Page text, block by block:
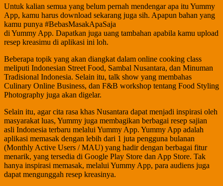
Untuk kalian semua yang belum pernah mendengar apa itu Yummy
App, kamu harus download sekarang juga sih. Apapun bahan yang
kamu punya #BebasMasakApaSaja
di Yummy App. Dapatkan juga uang tambahan apabila kamu upload
resep kreasimu di aplikasi ini loh.
Beberapa topik yang akan diangkat dalam online cooking class
meliputi Indonesian Street Food, Sambal Nusantara, dan Minuman
Tradisional Indonesia. Selain itu, talk show yang membahas
Culinary Online Business, dan F&B workshop tentang Food Styling
Photography juga akan digelar.
Selain itu, agar cita rasa khas Nusantara dapat menjadi inspirasi oleh
masyarakat luas, Yummy juga membagikan berbagai resep sajian
asli Indonesia terbaru melalui Yummy App. Yummy App adalah
aplikasi memasak dengan lebih dari 1 juta pengguna bulanan
(Monthly Active Users / MAU) yang hadir dengan berbagai fitur
menarik, yang tersedia di Google Play Store dan App Store. Tak
hanya inspirasi memasak, melalui Yummy App, para audiens juga
dapat mengunggah resep kreasinya.